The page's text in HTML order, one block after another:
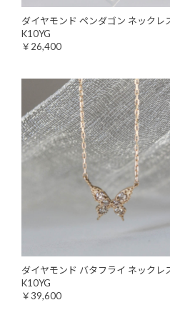
ダイヤモンド ペンダゴン ネックレ
K10YG
￥26,400
ダイヤモンド バタフライ ネックレ
K10YG
￥39,600